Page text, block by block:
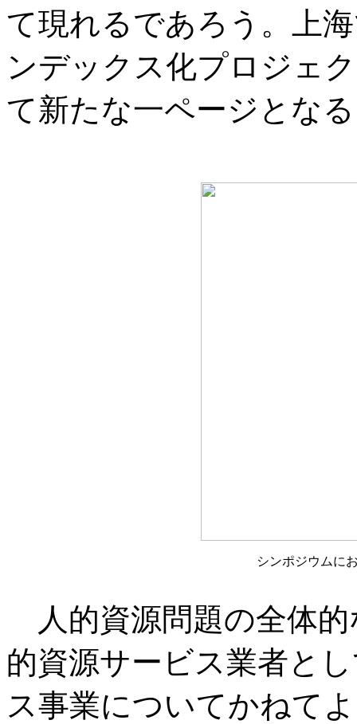
て現れるであろう。上
ンデックス化プロジェ
て新たな一ページとな
シンポジウムに
人的資源問題の全体
的資源サービス業者と
ス事業についてかねて